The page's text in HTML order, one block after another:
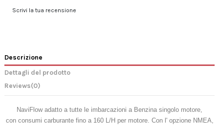
Scrivi la tua recensione
Descrizione
Dettagli del prodotto
Reviews(0)
NaviFlow adatto a tutte le imbarcazioni a Benzina singolo motore,
con consumi carburante fino a 160 L/H per motore. Con l' opzione NMEA,